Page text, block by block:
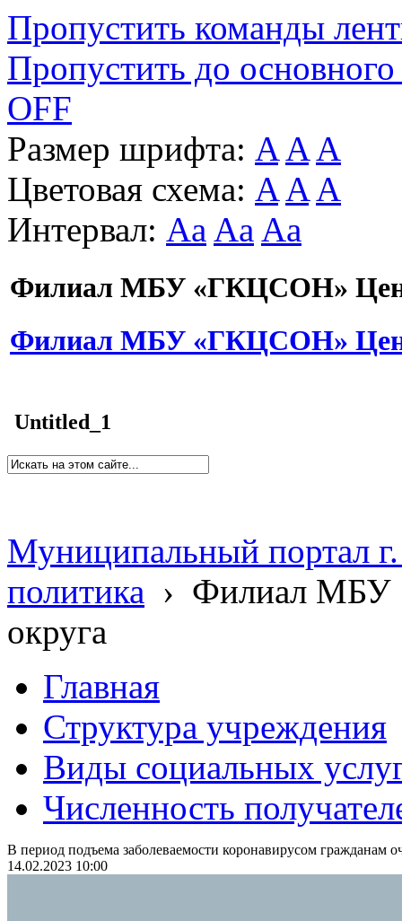
Пропустить команды
Пропустить до основного
OFF
Размер шрифта: A A A
Цветовая схема: A A A
Интервал: Aa Aa Aa
Филиал МБУ «ГКЦСОН»
Филиал МБУ «ГКЦСОН»
Untitled_1
Муниципальный портал
политика › Филиал МБУ
округа
Главная
Структура учреждения
Виды социальных
Численность
В период подъема заболеваемости коронавирусом гражданам
14.02.2023 10:00